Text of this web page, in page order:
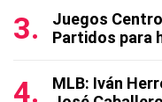
Juegos
Partidos para
MLB: Iván